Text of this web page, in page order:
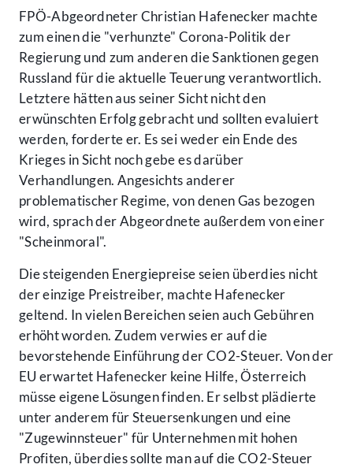
FPÖ-Abgeordneter Christian Hafenecker machte
zum einen die "verhunzte" Corona-Politik der
Regierung und zum anderen die Sanktionen gegen
Russland für die aktuelle Teuerung verantwortlich.
Letztere hätten aus seiner Sicht nicht den
erwünschten Erfolg gebracht und sollten evaluiert
werden, forderte er. Es sei weder ein Ende des
Krieges in Sicht noch gebe es darüber
Verhandlungen. Angesichts anderer
problematischer Regime, von denen Gas bezogen
wird, sprach der Abgeordnete außerdem von einer
"Scheinmoral".
Die steigenden Energiepreise seien überdies nicht
der einzige Preistreiber, machte Hafenecker
geltend. In vielen Bereichen seien auch Gebühren
erhöht worden. Zudem verwies er auf die
bevorstehende Einführung der CO2-Steuer. Von der
EU erwartet Hafenecker keine Hilfe, Österreich
müsse eigene Lösungen finden. Er selbst plädierte
unter anderem für Steuersenkungen und eine
"Zugewinnsteuer" für Unternehmen mit hohen
Profiten, überdies sollte man auf die CO2-Steuer